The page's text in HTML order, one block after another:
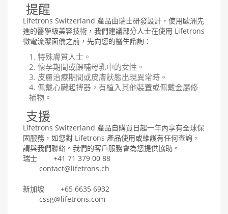
提醒
Lifetrons Switzerland 產品由瑞士研發設計，使用歐洲先
進的醫學級美容技術，我們建議部分人士在使用 Lifetrons
微電流潔面儀之前，先向您的醫生諮詢：
特殊膚質人士。
懷孕期間或餵哺母乳中的女性。
皮膚治療期間或皮膚狀態出現異常時。
佩戴心臟起搏器，有植入其他裝置或佩戴金屬修
補物。
支援
Lifetrons Switzerland 產品自購買日起一年內享有全球保
固服務，如您對 Lifetrons 產品使用或維護有任何查詢，
請與我們聯絡。我們的客戶服務會為您提供協助。
瑞士 +41 71 379 00 88
contact@lifetrons.ch
新加坡 +65 6635 6932
cssg@lifetrons.com